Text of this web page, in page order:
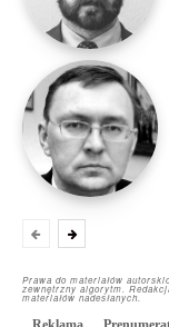
Prawa do materiałów
zewnętrzny algorytm.
materiałów nadesłanych.